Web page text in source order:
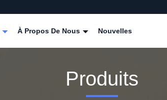
À Propos De Nous Nouvelles
Produits